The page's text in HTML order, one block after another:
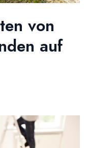
von
auf